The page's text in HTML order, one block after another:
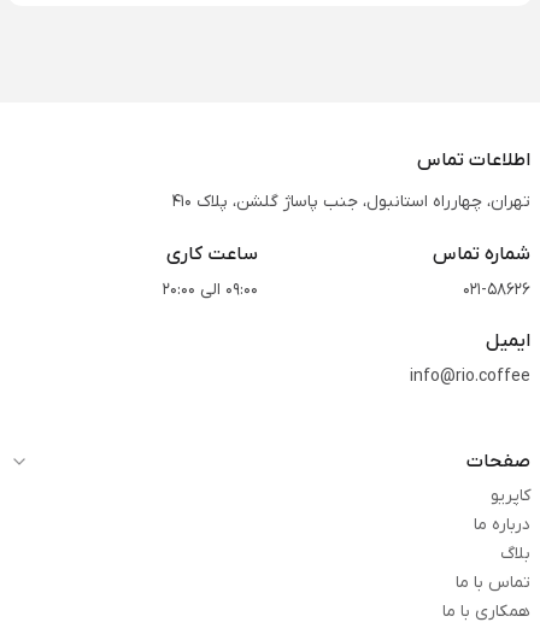
اطلاعات تماس
تهران، چهارراه استانبول، جنب پاساژ گلشن، پلاک 410
شماره تماس
021-58626
ساعت کاری
09:00 الی 20:00
ایمیل
info@rio.coffee
صفحات
کاپریو
درباره ما
بلاگ
تماس با ما
همکاری با ما